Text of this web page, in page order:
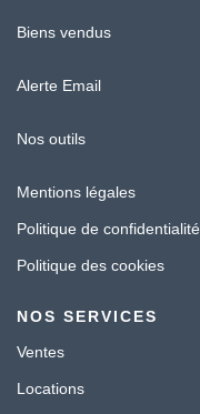
Biens vendus
Alerte Email
Nos outils
Mentions légales
Politique de confidentialité
Politique des cookies
NOS SERVICES
Ventes
Locations